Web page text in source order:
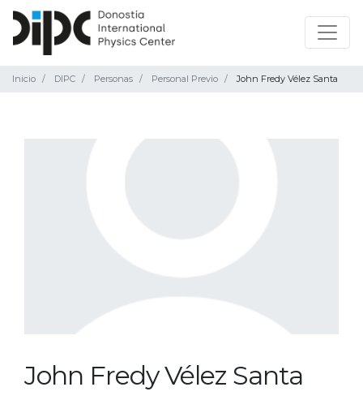
Inicio DIPC Personas Personal Previo John Fredy Vélez Santa
John Fredy Vélez Santa